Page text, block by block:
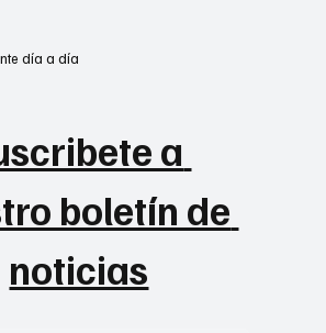
a
boletín de
noticias
día a día